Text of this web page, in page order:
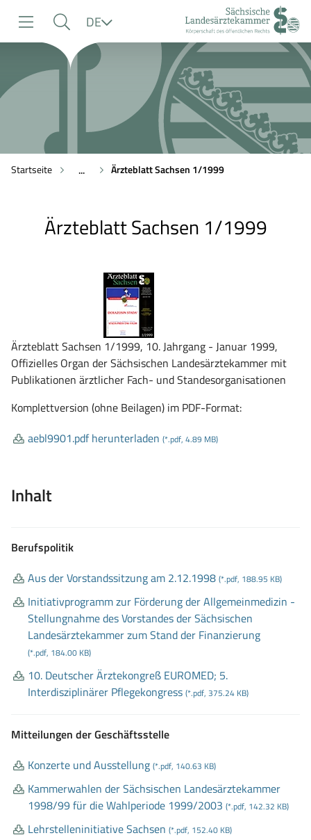
Navigation
Suche
Inhalt
DE
Startseite ... Ärzteblatt Sachsen 1/1999
Ärzteblatt Sachsen 1/1999
Ärzteblatt Sachsen 1/1999, 10. Jahrgang - Januar 1999,
Offizielles Organ der Sächsischen Landesärztekammer mit
Publikationen ärztlicher Fach- und Standesorganisationen
Komplettversion (ohne Beilagen) im PDF-Format:
aebl9901.pdf herunterladen (*.pdf, 4.89 MB)
Inhalt
Berufspolitik
Aus der Vorstandssitzung am 2.12.1998 (*.pdf, 188.95 KB)
Initiativprogramm zur Förderung der Allgemeinmedizin -
Stellungnahme des Vorstandes der Sächsischen
Landesärztekammer zum Stand der Finanzierung
(*.pdf, 184.00 KB)
10. Deutscher Ärztekongreß EUROMED; 5.
Interdisziplinärer Pflegekongress (*.pdf, 375.24 KB)
Mitteilungen der Geschäftsstelle
Konzerte und Ausstellung (*.pdf, 140.63 KB)
Kammerwahlen der Sächsischen Landesärztekammer
1998/99 für die Wahlperiode 1999/2003 (*.pdf, 142.32 KB)
Lehrstelleninitiative Sachsen (*.pdf, 152.40 KB)